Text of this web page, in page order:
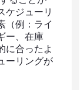
ケジューリ
（例：ライ
ー、在庫
に合ったよ
ーリングが